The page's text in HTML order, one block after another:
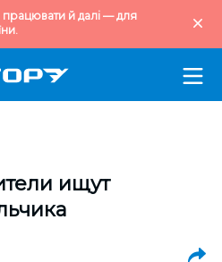
й далі — для
ищут